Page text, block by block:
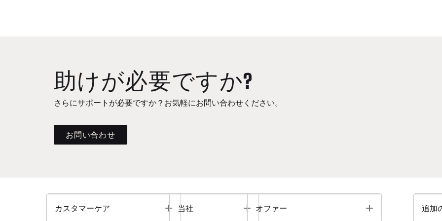
助けが必要ですか?
さらにサポートが必要ですか？お気軽にお問い合わせください。
お問い合わせ
カスタマーケア Toggle
当社 Toggle
オファー Toggle 追加